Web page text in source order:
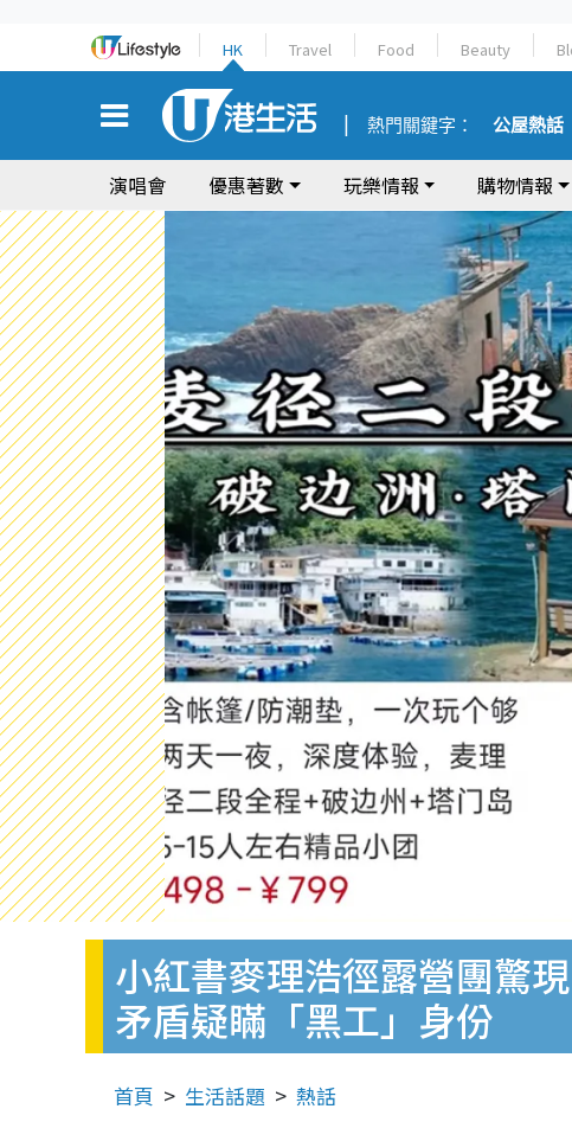
HK Travel Food Beauty
熱門關鍵字： 公屋熱話
演唱會 優惠著數 玩樂情報 購物情報
小紅書麥理浩徑露營團驚
矛盾疑瞞「黑工」身份
首頁 生活話題 熱話